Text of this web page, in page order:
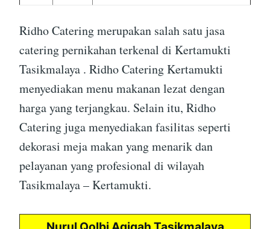
Ridho Catering merupakan salah satu jasa
catering pernikahan terkenal di Kertamukti
Tasikmalaya . Ridho Catering Kertamukti
menyediakan menu makanan lezat dengan
harga yang terjangkau. Selain itu, Ridho
Catering juga menyediakan fasilitas seperti
dekorasi meja makan yang menarik dan
pelayanan yang profesional di wilayah
Tasikmalaya – Kertamukti.